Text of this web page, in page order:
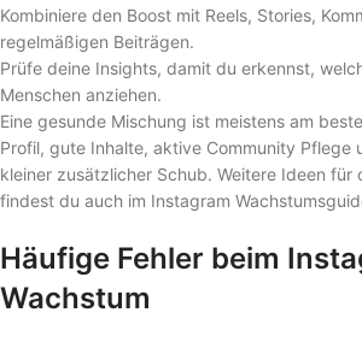
Kombiniere den Boost mit Reels, Stories,
regelmäßigen Beiträgen.
Prüfe deine Insights, damit du erkennst,
Menschen anziehen.
Eine gesunde Mischung ist meistens am
Profil, gute Inhalte, aktive Community Pflege
kleiner zusätzlicher Schub. Weitere Ideen für
findest du auch im Instagram
Häufige Fehler beim
Wachstum